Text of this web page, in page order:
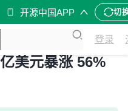
开源中国APP 切
登录
美元暴涨 56%